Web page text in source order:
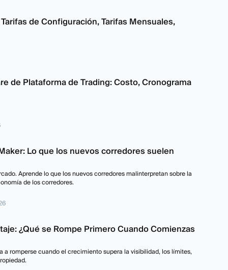
de Configuración, Tarifas Mensuales,
de Plataforma de Trading: Costo, Cronograma
Lo que los nuevos corredores suelen
Aprende lo que los nuevos corredores malinterpretan sobre la
de los corredores.
¿Qué se Rompe Primero Cuando Comienzas
a romperse cuando el crecimiento supera la visibilidad, los límites,